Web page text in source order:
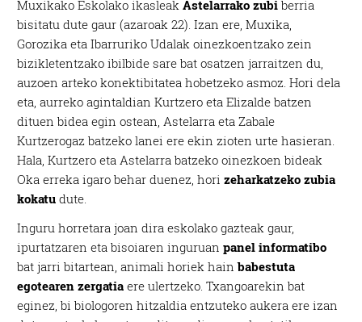
Muxikako Eskolako ikasleakAstelarrako zubi berria
bisitatu dute gaur (azaroak 22). Izan ere, Muxika,
Gorozika eta Ibarruriko Udalak oinezkoentzako zein
bizikletentzako ibilbide sare bat osatzen jarraitzen du,
auzoen arteko konektibitatea hobetzeko asmoz. Hori dela
eta, aurreko agintaldian Kurtzero eta Elizalde batzen
dituen bidea egin ostean, Astelarra eta Zabale
Kurtzerogaz batzeko lanei ere ekin zioten urte hasieran.
Hala, Kurtzero eta Astelarra batzeko oinezkoen bideak
Oka erreka igaro behar duenez, horizeharkatzeko zubia
kokatu dute.
Inguru horretara joan dira eskolako gazteak gaur,
ipurtatzaren eta bisoiaren inguruanpanel informatibo
bat jarri bitartean, animali horiek hainbabestuta
egotearen zergatia ere ulertzeko. Txangoarekin bat
eginez, bi biologoren hitzaldia entzuteko aukera ere izan